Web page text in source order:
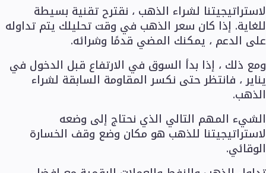
لاستراتيجيتنا لشراء الذهب ، نقترح تقنية بسيطة
للغاية. إذا كان سعر الذهب في وقت تحليلك يتم تداوله
على الدعم ، يمكنك المضي قدمًا وشرائه.
ومع ذلك ، إذا بدأ السوق في الارتفاع قبل الدخول في
يناير ، فانتظر حتى نكسر المقاومة السابقة لشراء
الذهب.
الشيء المهم التالي الذي نحتاج إلى وضعه
لاستراتيجيتنا للذهب هو مكان وضع وقف الخسارة
الوقائي.